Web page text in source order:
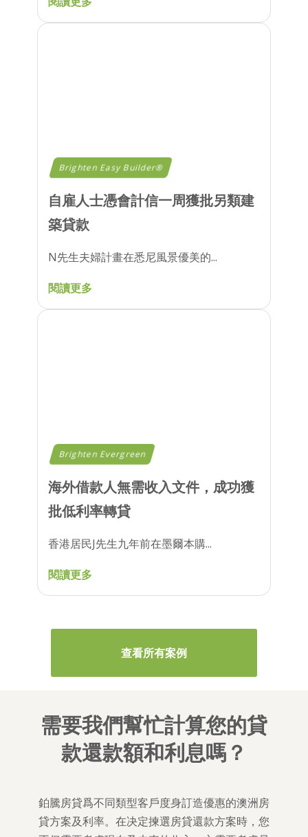
Brighten Easy Builder®
自雇人士憑會計信一周獲批另類建
築貸款
N先生夫婦計畫在悉尼風景優美的...
閱讀更多
Brighten Evergreen
海外借款人無需收入文件，成功獲
批低利率轉貸
香港居民J先生九年前在墨爾本購...
閱讀更多
查看所有案例
需要我們幫忙計算您的貸
款還款額和利息嗎？
鉑騰房貸爲不同類型客戶度身訂造優惠的澳洲房
貸方案及利率。在决定揀選房貸還款方案時，您